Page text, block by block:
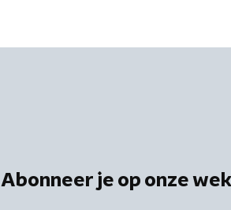
Abonneer je op onze